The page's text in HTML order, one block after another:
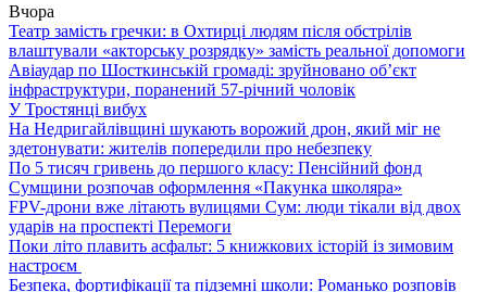
Вчора
Театр замість гречки: в Охтирці людям після обстрілів
влаштували «акторську розрядку» замість реальної допомоги
Авіаудар по Шосткинській громаді: зруйновано об’єкт
інфраструктури, поранений 57-річний чоловік
У Тростянці вибух
На Недригайлівщині шукають ворожий дрон, який міг не
здетонувати: жителів попередили про небезпеку
По 5 тисяч гривень до першого класу: Пенсійний фонд
Сумщини розпочав оформлення «Пакунка школяра»
FPV-дрони вже літають вулицями Сум: люди тікали від двох
ударів на проспекті Перемоги
Поки літо плавить асфальт: 5 книжкових історій із зимовим
настроєм
Безпека, фортифікації та підземні школи: Романько розповів